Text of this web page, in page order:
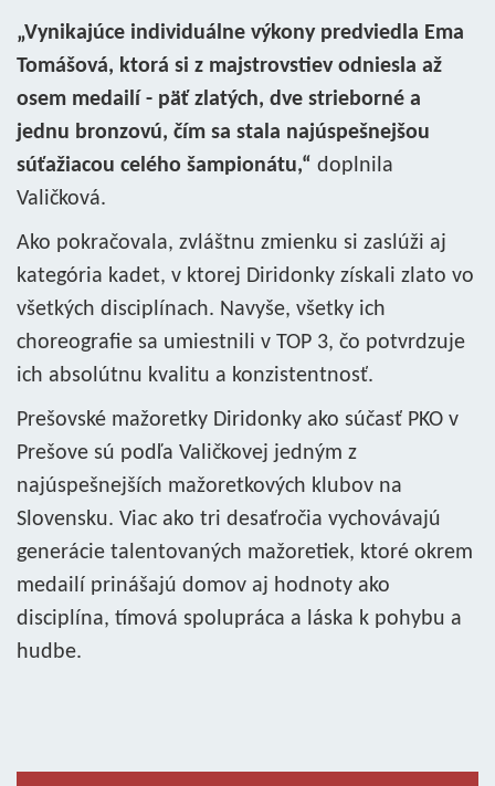
„Vynikajúce individuálne výkony predviedla Ema
Tomášová, ktorá si z majstrovstiev odniesla až
osem medailí - päť zlatých, dve strieborné a
jednu bronzovú, čím sa stala najúspešnejšou
súťažiacou celého šampionátu,“ doplnila
Valičková.
Ako pokračovala, zvláštnu zmienku si zaslúži aj
kategória kadet, v ktorej Diridonky získali zlato vo
všetkých disciplínach. Navyše, všetky ich
choreografie sa umiestnili v TOP 3, čo potvrdzuje
ich absolútnu kvalitu a konzistentnosť.
Prešovské mažoretky Diridonky ako súčasť PKO v
Prešove sú podľa Valičkovej jedným z
najúspešnejších mažoretkových klubov na
Slovensku. Viac ako tri desaťročia vychovávajú
generácie talentovaných mažoretiek, ktoré okrem
medailí prinášajú domov aj hodnoty ako
disciplína, tímová spolupráca a láska k pohybu a
hudbe.